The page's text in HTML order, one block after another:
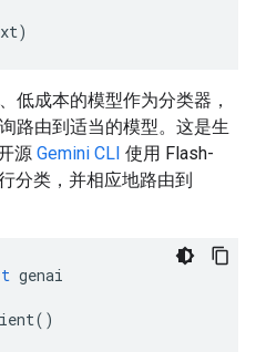
)
低成本的模型作为分类器，
路由到适当的模型。这是生
源 Gemini CLI 使用 Flash-
分类，并相应地路由到
genai
()